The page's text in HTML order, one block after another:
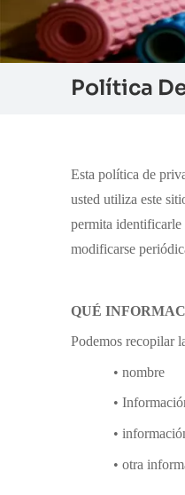
Política
Esta política de
usted utiliza este
permita identificarle
modificarse
QUÉ
Podemos recopilar
• nombre
•
•
• otra